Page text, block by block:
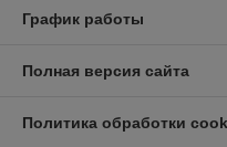
График работы
Полная версия сайта
Политика обработки